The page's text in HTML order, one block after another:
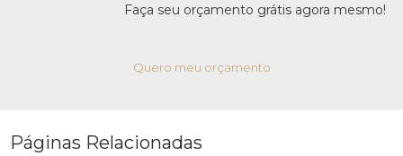
Faça seu orçamento grátis agora mesmo!
Quero meu orçamento
Páginas Relacionadas